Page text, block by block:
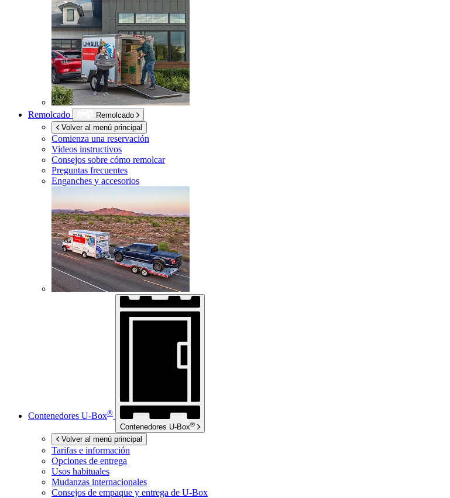
Remolcado
Remolcado
Volver al menú principal
Comienza una reservación
Videos instructivos
Consejos sobre cómo remolcar
Preguntas frecuentes
Enganches y accesorios
Contenedores U-Box®
Contenedores U-Box®
Volver al menú principal
Tarifas e información
Opciones de entrega
Usos habituales
Mudanzas internacionales
Consejos de empaque y entrega de U-Box